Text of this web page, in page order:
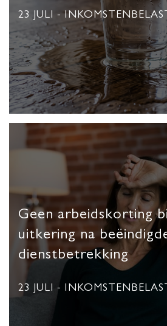
23 JULI -
Geen arbeidskorting
uitkering na
dienstbetrekking
23 JULI -